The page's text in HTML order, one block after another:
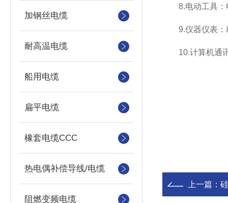
加钢丝电缆
耐高温电缆
船用电缆
扁平电缆
橡套电缆CCC
热电偶补偿导线/电缆
阻燃变频电缆
8.电动工具：电
9.仪器仪表：精
10.计算机通讯
上一篇：